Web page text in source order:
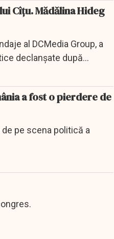
Cîţu. Mădălina Hideg
al DCMedia Group, a
declanşate după
a fost o pierdere de
pe scena politică a